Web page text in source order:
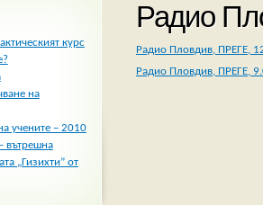
Радио
Радио Пловдив, ПРЕГЕ,
Радио Пловдив, ПРЕГЕ,
курс
на
учените – 2010
вътрешна
„Гизихти” от